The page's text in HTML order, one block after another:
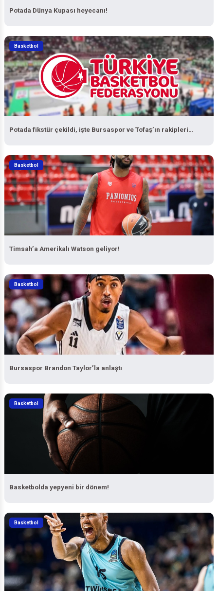
Potada Dünya Kupası heyecanı!
Basketbol
Potada fikstür çekildi, işte Bursaspor ve Tofaş’ın rakipleri…
Basketbol
Timsah’a Amerikalı Watson geliyor!
Basketbol
Bursaspor Brandon Taylor’la anlaştı
Basketbol
Basketbolda yepyeni bir dönem!
Basketbol